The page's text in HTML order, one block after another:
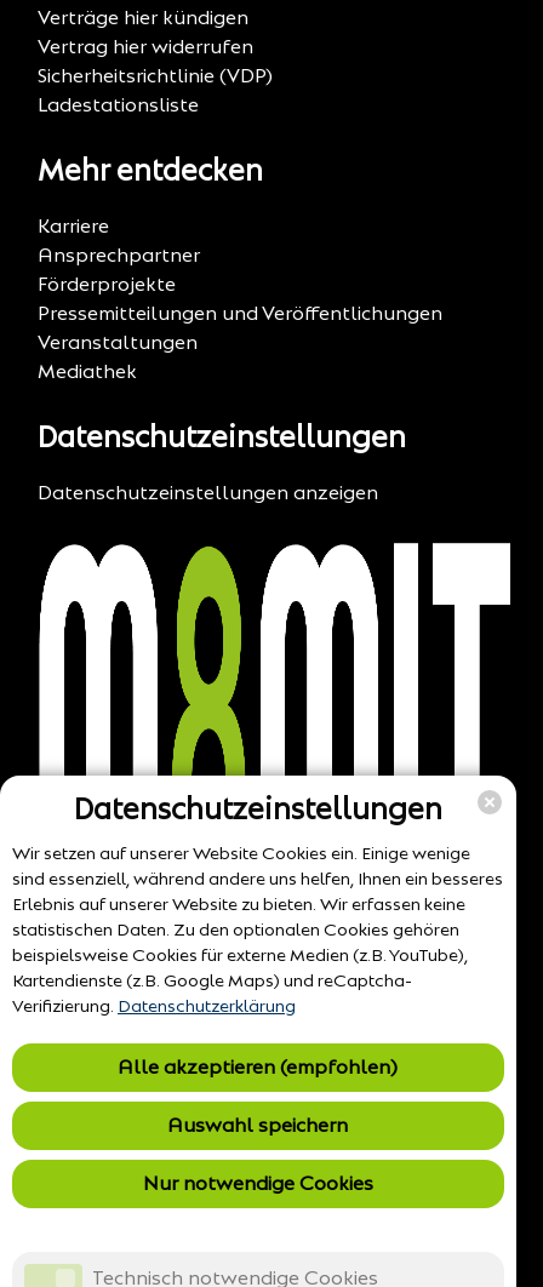
Verträge hier kündigen
Vertrag hier widerrufen
Sicherheitsrichtlinie (VDP)
Ladestationsliste
Mehr entdecken
Karriere
Ansprechpartner
Förderprojekte
Pressemitteilungen und Veröffentlichungen
Veranstaltungen
Mediathek
Datenschutzeinstellungen
Datenschutzeinstellungen anzeigen
Datenschutzeinstellungen
Wir setzen auf unserer Website Cookies ein. Einige wenige
sind essenziell, während andere uns helfen, Ihnen ein besseres
Erlebnis auf unserer Website zu bieten. Wir erfassen keine
statistischen Daten. Zu den optionalen Cookies gehören
beispielsweise Cookies für externe Medien (z.B. YouTube),
Kartendienste (z.B. Google Maps) und reCaptcha-
Verifizierung. Datenschutzerklärung
Alle akzeptieren (empfohlen)
Auswahl speichern
Nur notwendige Cookies
Technisch notwendige Cookies